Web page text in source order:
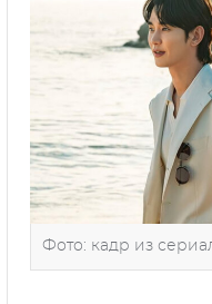
Фото: кадр из